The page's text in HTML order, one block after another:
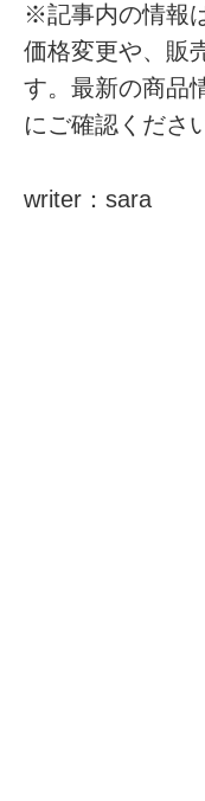
※記事内の情報
価格変更や、販
す。最新の商品
にご確認くださ
writer：sara